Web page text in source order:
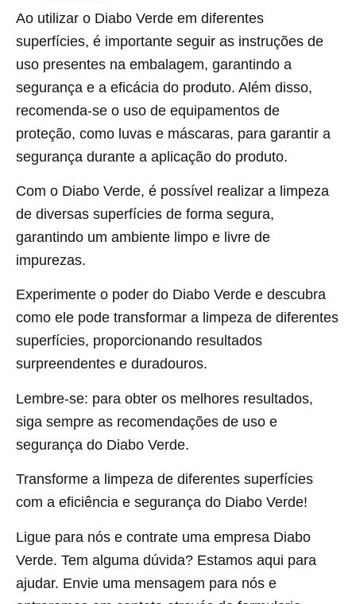
Ao utilizar o Diabo Verde em diferentes
superfícies, é importante seguir as instruções de
uso presentes na embalagem, garantindo a
segurança e a eficácia do produto. Além disso,
recomenda-se o uso de equipamentos de
proteção, como luvas e máscaras, para garantir a
segurança durante a aplicação do produto.
Com o Diabo Verde, é possível realizar a limpeza
de diversas superfícies de forma segura,
garantindo um ambiente limpo e livre de
impurezas.
Experimente o poder do Diabo Verde e descubra
como ele pode transformar a limpeza de diferentes
superfícies, proporcionando resultados
surpreendentes e duradouros.
Lembre-se: para obter os melhores resultados,
siga sempre as recomendações de uso e
segurança do Diabo Verde.
Transforme a limpeza de diferentes superfícies
com a eficiência e segurança do Diabo Verde!
Ligue para nós e contrate uma empresa Diabo
Verde. Tem alguma dúvida? Estamos aqui para
ajudar. Envie uma mensagem para nós e